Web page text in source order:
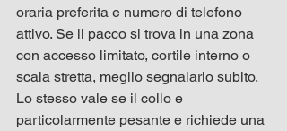
oraria preferita e numero di telefono
attivo. Se il pacco si trova in una zona
con accesso limitato, cortile interno o
scala stretta, meglio segnalarlo subito.
Lo stesso vale se il collo e
particolarmente pesante e richiede una